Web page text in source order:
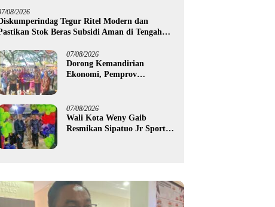
08/2026
Tegur Ritel Modern dan
Stok Beras Subsidi Aman di Tengah
07/08/2026
Dorong Kemandirian
Ekonomi, Pemprov
untuk 395 Pelaku Usaha
07/08/2026
Wali Kota Weny Gaib
Resmikan Sipatuo Jr Sport